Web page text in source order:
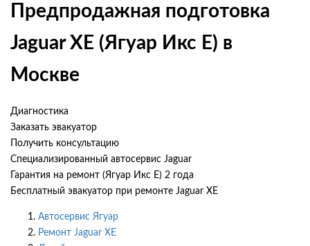
Предпродажная подготовка
Jaguar XE (Ягуар Икс Е) в
Москве
Диагностика
Заказать эвакуатор
Получить консультацию
Специализированный автосервис Jaguar
Гарантия на ремонт (Ягуар Икс Е) 2 года
Бесплатный эвакуатор при ремонте Jaguar XE
Автосервис Ягуар
Ремонт Jaguar XE